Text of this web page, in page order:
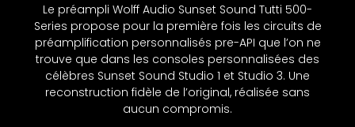
Le préampli Wolff Audio Sunset Sound Tutti 500-
Series propose pour la première fois les circuits de
préamplification personnalisés pre-API que l’on ne
trouve que dans les consoles personnalisées des
célèbres Sunset Sound Studio 1 et Studio 3. Une
reconstruction fidèle de l’original, réalisée sans
aucun compromis.